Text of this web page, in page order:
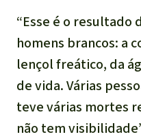
“Esse é o
homens brancos: a
lençol freático, da
de vida. Várias
teve várias mortes
não tem